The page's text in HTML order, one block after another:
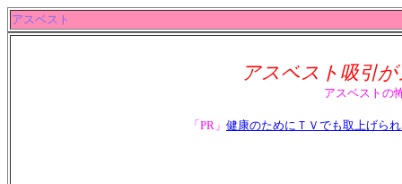
アスベスト
アスベスト吸引
アスベストの
「PR」 健康のためにＴＶでも取上げ